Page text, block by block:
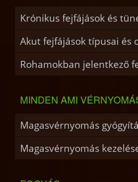
Krónikus fejfájások és
Akut fejfájások típusai és
Rohamokban jelentkező
MINDEN AMI
Magasvérnyomás
Magasvérnyomás